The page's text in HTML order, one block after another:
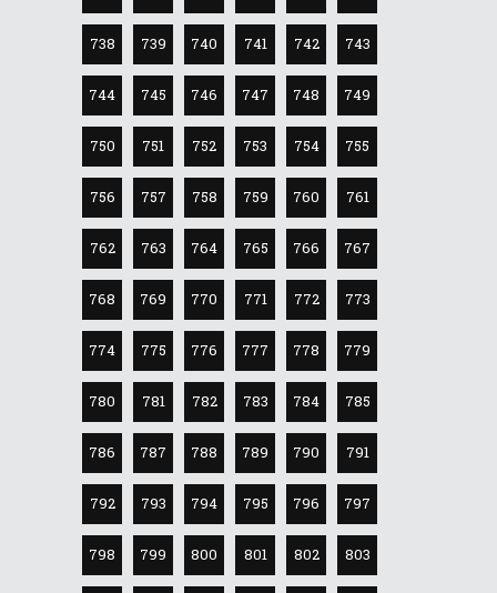
738 739 740 741 742 743
744 745 746 747 748 749
750 751 752 753 754 755
756 757 758 759 760 761
762 763 764 765 766 767
768 769 770 771 772 773
774 775 776 777 778 779
780 781 782 783 784 785
786 787 788 789 790 791
792 793 794 795 796 797
798 799 800 801 802 803